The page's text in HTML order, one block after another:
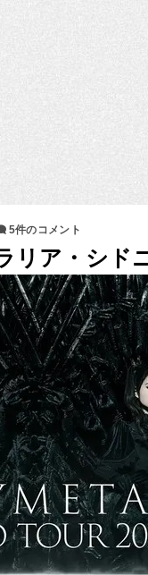
5件のコメント
リア・シド